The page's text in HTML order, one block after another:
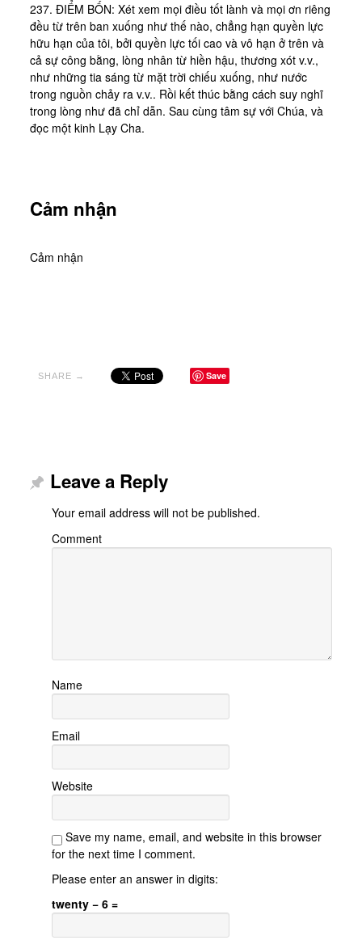
237. ĐIỂM BỐN: Xét xem mọi điều tốt lành và mọi ơn riêng
đều từ trên ban xuống như thế nào, chẳng hạn quyền lực
hữu hạn của tôi, bởi quyền lực tối cao và vô hạn ở trên và
cả sự công bằng, lòng nhân từ hiền hậu, thương xót v.v.,
như những tia sáng từ mặt trời chiếu xuống, như nước
trong nguồn chảy ra v.v.. Rồi kết thúc bằng cách suy nghĩ
trong lòng như đã chỉ dẫn. Sau cùng tâm sự với Chúa, và
đọc một kinh Lạy Cha.
Cảm nhận
Cảm nhận
SHARE → Save
Leave a Reply
Your email address will not be published.
Comment
Name
Email
Website
Save my name, email, and website in this browser
for the next time I comment.
Please enter an answer in digits:
twenty − 6 =